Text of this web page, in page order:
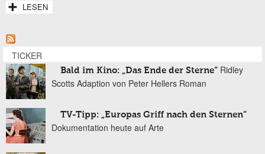
LESEN
TICKER
Bald im Kino: „Das Ende der Sterne“ Ridley
Scotts Adaption von Peter Hellers Roman
TV-Tipp: „Europas Griff nach den Sternen“
Dokumentation heute auf Arte